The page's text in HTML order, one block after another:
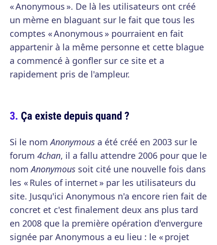
« Anonymous ». De là les utilisateurs ont créé
un mème en blaguant sur le fait que tous les
comptes « Anonymous » pourraient en fait
appartenir à la même personne et cette blague
a commencé à gonfler sur ce site et a
rapidement pris de l'ampleur.
Ça existe depuis quand ?
Si le nomAnonymous a été créé en 2003 sur le
forum 4chan, il a fallu attendre 2006 pour que le
nomAnonymous soit cité une nouvelle fois dans
les « Rules of internet » par les utilisateurs du
site. Jusqu'ici Anonymous n'a encore rien fait de
concret et c'est finalement deux ans plus tard
en 2008 que la première opération d'envergure
signée par Anonymous a eu lieu : le « projet